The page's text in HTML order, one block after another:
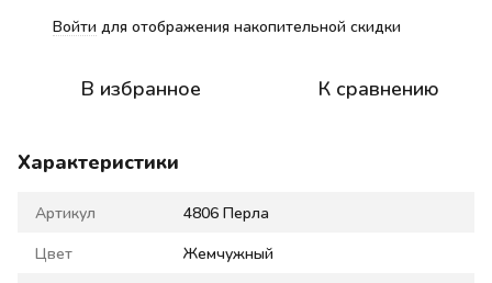
Войти для отображения накопительной скидки
В избранное К сравнению
Характеристики
Артикул 4806 Перла
Цвет Жемчужный